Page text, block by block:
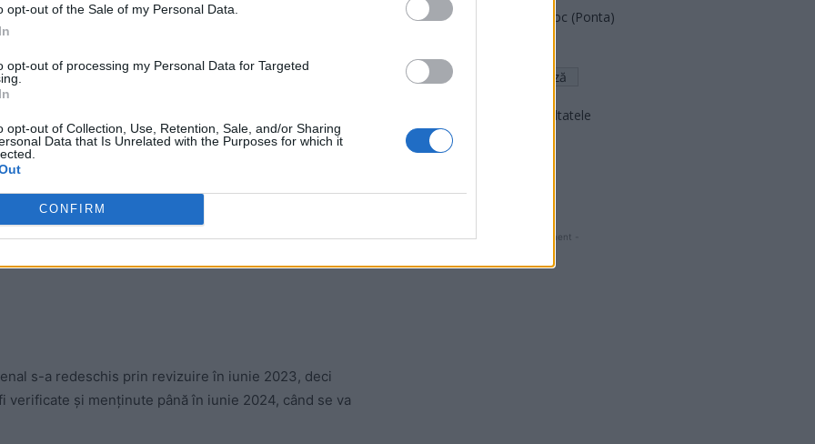
opt-out of the Sale of my Personal Data.
opt-out of processing my Personal Data for Targeted
opt-out of Collection, Use, Retention, Sale, and/or Sharing
Data that Is Unrelated with the Purposes for which it
CONFIRM
magistrați, poposind la Liana Arsenie. Aceasta ar fi
250, alineatul 2 din Codul de Procedură
verificate o dată pe an.
s-a redeschis prin revizuire în iunie 2023, deci
și menținute până în iunie 2024, când se va
România pe Primul Loc (Ponta)
Arată rezultatele
Arhiva sondajelor
- Advertisment -